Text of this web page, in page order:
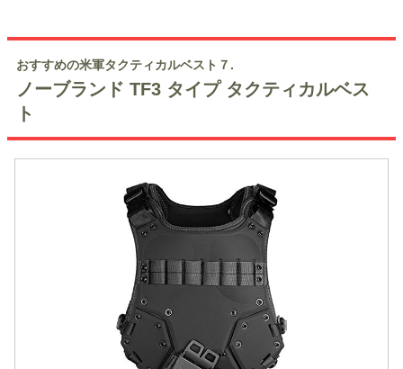
おすすめの米軍タクティカルベスト７.
ノーブランド TF3 タイプ タクティカルベス
ト